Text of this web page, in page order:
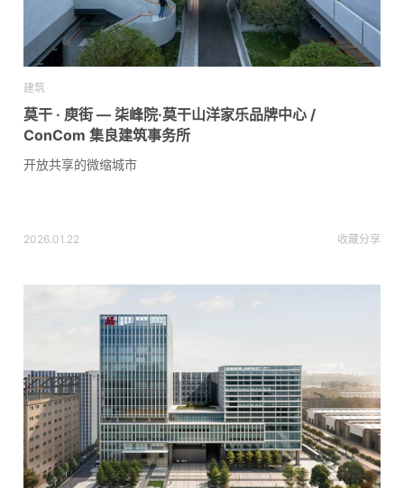
建筑
莫干 · 庾街 — 柒峰院·莫干山洋家乐品牌中心 /
ConCom 集良建筑事务所
开放共享的微缩城市
2026.01.22 收藏分享